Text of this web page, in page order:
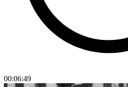
00:06:49